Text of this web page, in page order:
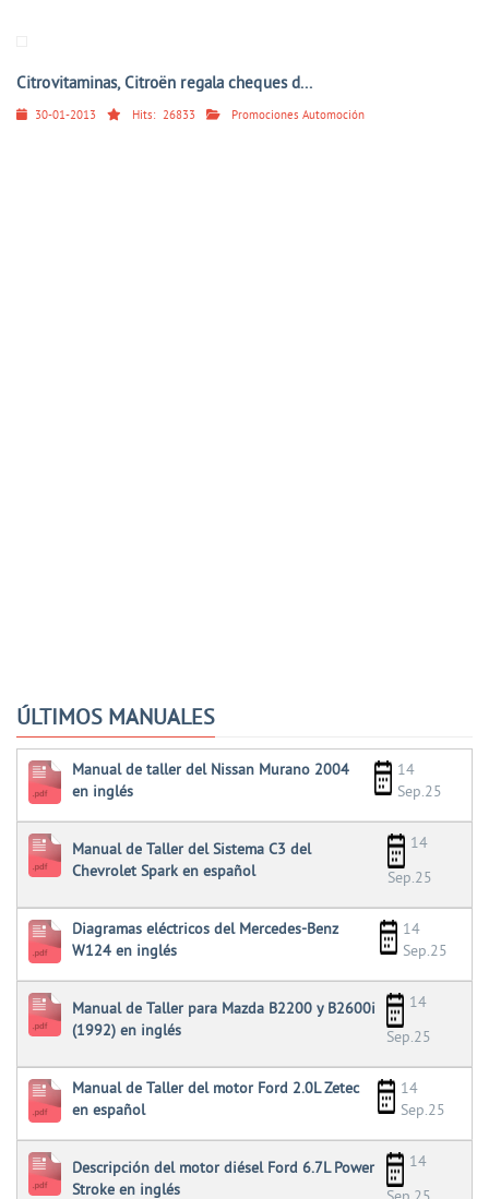
Citrovitaminas, Citroën regala cheques d...
30-01-2013 Hits: 26833 Promociones Automoción
ÚLTIMOS MANUALES
Manual de taller del Nissan Murano 2004
en inglés
14
Sep.25
Manual de Taller del Sistema C3 del
Chevrolet Spark en español
14
Sep.25
Diagramas eléctricos del Mercedes-Benz
W124 en inglés
14
Sep.25
Manual de Taller para Mazda B2200 y B2600i
(1992) en inglés
14
Sep.25
Manual de Taller del motor Ford 2.0L Zetec
en español
14
Sep.25
Descripción del motor diésel Ford 6.7L Power
Stroke en inglés
14